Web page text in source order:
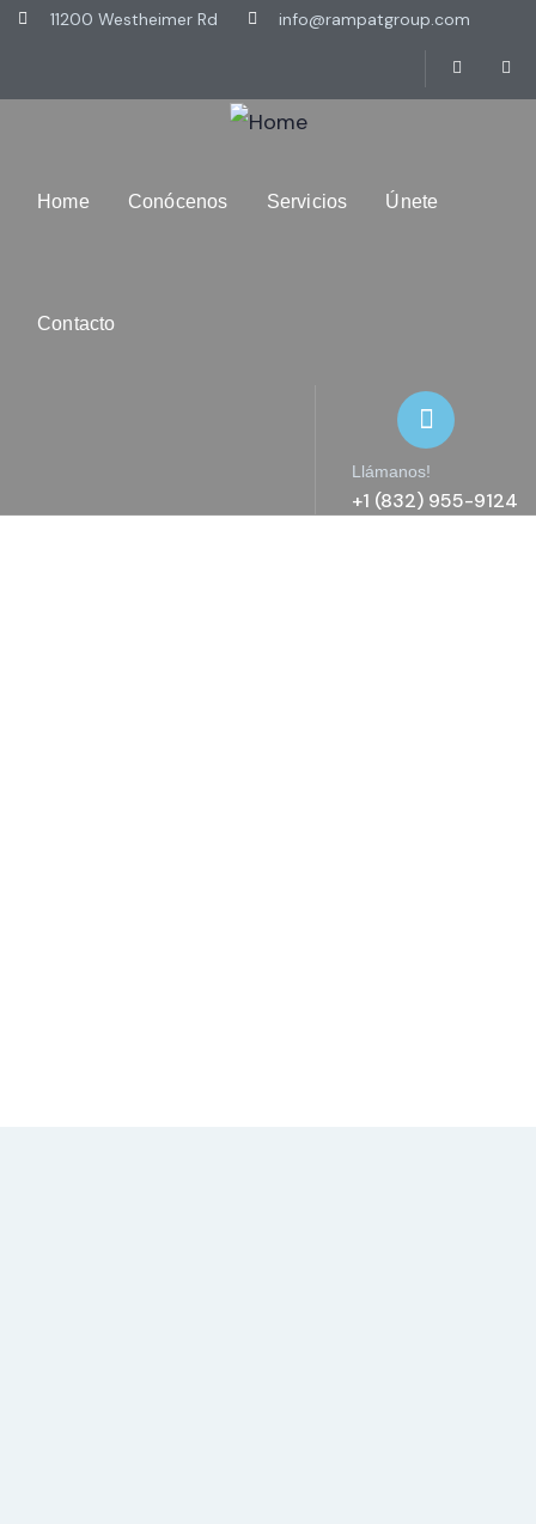
11200 Westheimer Rd info@rampatgroup.com
Home Conócenos Servicios Únete
Contacto
Llámanos!
+1 (832) 955-9124